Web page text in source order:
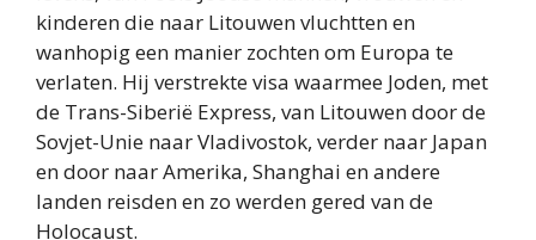
kinderen die naar Litouwen vluchtten en
wanhopig een manier zochten om Europa te
verlaten. Hij verstrekte visa waarmee Joden, met
de Trans-Siberië Express, van Litouwen door de
Sovjet-Unie naar Vladivostok, verder naar Japan
en door naar Amerika, Shanghai en andere
landen reisden en zo werden gered van de
Holocaust.